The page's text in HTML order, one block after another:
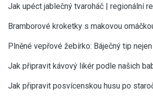
Jak upéct jablečný tvaroháč | regionální
Bramborové kroketky s makovou
Plněné vepřové žebírko: Báječný tip
Jak připravit kávový likér podle našich
Jak připravit posvícenskou husu po